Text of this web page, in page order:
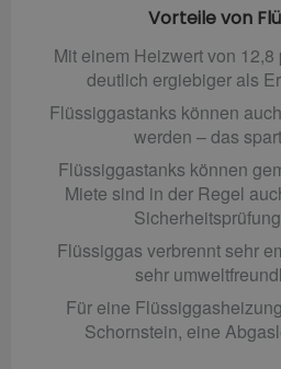
Vorteile von
Mit einem Heizwert von
deutlich ergiebiger als
Flüssiggastanks können
werden – das
Flüssiggastanks können
Miete sind in der Regel
Flüssiggas verbrennt sehr
sehr
Für eine
Schornstein, eine